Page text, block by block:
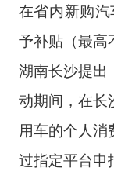
在省内新购
予补贴（最高
湖南长沙提
动期间，在长
用车的个人消
过指定平台申